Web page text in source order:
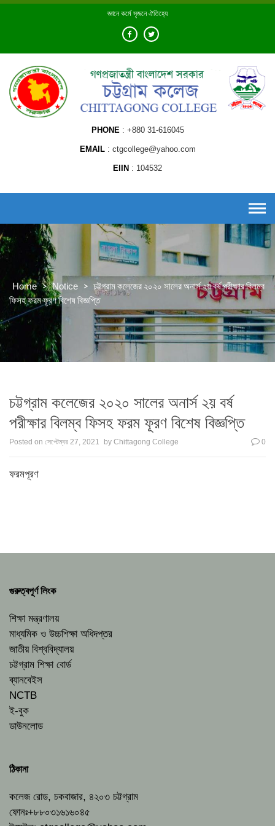
Skip
জ্ঞানে কর্মে সৃজনে ঐতিহ্যে
PHONE +880 31-616045
EMAIL ctgcollege@yahoo.com
EIIN 104532
Home > Notice > চট্টগ্রাম কলেজের ২০২০ সালের অনার্স ২য় বর্ষ পরীক্ষার বিলম্ব
ফিসহ ফরম ফূরণ বিশেষ বিজ্ঞপ্তি
চট্টগ্রাম কলেজের ২০২০ সালের অনার্স ২য় বর্ষ
পরীক্ষার বিলম্ব ফিসহ ফরম ফূরণ বিশেষ বিজ্ঞপ্তি
Posted on সেপ্টেম্বর 27, 2021 by Chittagong College 0
ফরমপূরণ
গুরুত্বপূর্ণ লিংক
শিক্ষা মন্ত্রণালয়
মাধ্যমিক ও উচ্চশিক্ষা অধিদপ্তর
জাতীয় বিশ্ববিদ্যালয়
চট্টগ্রাম শিক্ষা বোর্ড
ব্যানবেইস
NCTB
ই-বুক
ডাউনলোড
ঠিকানা
কলেজ রোড, চকবাজার, ৪২০৩ চট্টগ্রাম
ফোনঃ+৮৮০৩১৬১৬০৪৫